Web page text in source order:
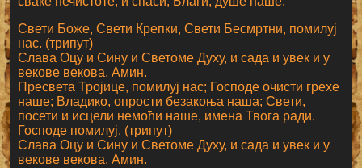
Свети Боже, Свети Крепки, Свети Бесмртни, помилуј
нас. (трипут)
Слава Оцу и Сину и Светоме Духу, и сада и увек и у
векове векова. Амин.
Пресвета Тројице, помилуј нас; Господе очисти грехе
наше; Владико, опрости безакоња наша; Свети,
посети и исцели немоћи наше, имена Твога ради.
Господе помилуј. (трипут)
Слава Оцу и Сину и Светоме Духу, и сада и увек и у
векове векова. Амин.